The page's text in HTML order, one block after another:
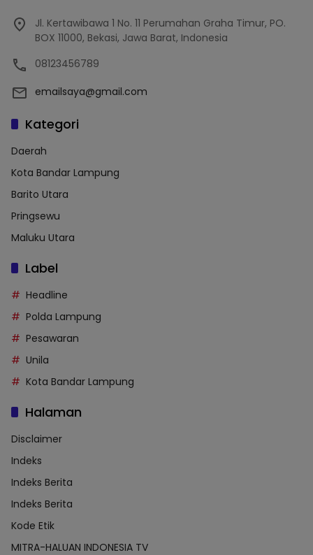
Jl. Kertawibawa 1 No. 11 Perumahan Graha Timur, PO.
BOX 11000, Bekasi, Jawa Barat, Indonesia
08123456789
emailsaya@gmail.com
Kategori
Daerah
Kota Bandar Lampung
Barito Utara
Pringsewu
Maluku Utara
Label
Headline
Polda Lampung
Pesawaran
Unila
Kota Bandar Lampung
Halaman
Disclaimer
Indeks
Indeks Berita
Indeks Berita
Kode Etik
MITRA-HALUAN INDONESIA TV